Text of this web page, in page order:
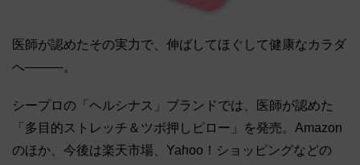
医師が認めたその実力で、伸ばしてほぐして健康なカラダ
へ―――。
シープロの「ヘルシナス」ブランドでは、医師が認めた
「多目的ストレッチ＆ツボ押しピロー」を発売。Amazon
のほか、今後は楽天市場、Yahoo！ショッピングなどの